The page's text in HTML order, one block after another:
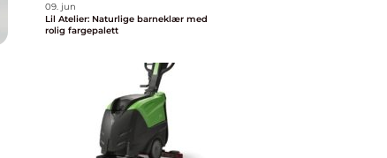
09. jun
Lil Atelier: Naturlige barneklær med
rolig fargepalett